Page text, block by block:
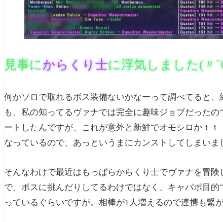
見事にからくり士に浮気しました(〃
何かソロで取れるボス装備ないかなーって調べてると
も、私の知ってるヴァナでは完全に趣味ジョブだった
ートしたんですが、これが意外と新鮮でオモシロかｔ
なっているので、あっというまにカンストしてしまいま
そんなわけで最近はもっぱらからくり士でヴァナを冒
で、ボスに挑んだりしてるわけではなく、キャパポ目
っているぐらいですが。相棒が1人増えるので連携も繋